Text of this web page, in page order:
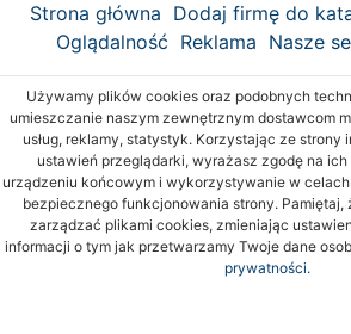
Strona główna Dodaj firmę do
Oglądalność Reklama Nasze
Używamy plików cookies oraz podobnych
umieszczanie naszym zewnętrznym dostawcom
usług, reklamy, statystyk. Korzystając ze strony
ustawień przeglądarki, wyrażasz zgodę na
urządzeniu końcowym i wykorzystywanie w
bezpiecznego funkcjonowania strony. Pamiętaj,
zarządzać plikami cookies, zmieniając
informacji o tym jak przetwarzamy Twoje dane
prywatności.